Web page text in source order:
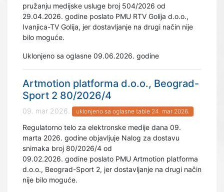
pružanju medijske usluge broj 504/2026 od
29.04.2026. godine poslato PMU RTV Golija d.o.o.,
Ivanjica-TV Golija, jer dostavljanje na drugi način nije
bilo moguće.
Uklonjeno sa oglasne 09.06.2026. godine
Artmotion platforma d.o.o., Beograd-
Sport 2 80/2026/4
09. mar 2026. uklonjeno sa oglasne table 24. mar 2026.
Regulatorno telo za elektronske medije dana 09.
marta 2026. godine objavljuje Nalog za dostavu
snimaka broj 80/2026/4 od
09.02.2026. godine poslato PMU Artmotion platforma
d.o.o., Beograd-Sport 2, jer dostavljanje na drugi način
nije bilo moguće.